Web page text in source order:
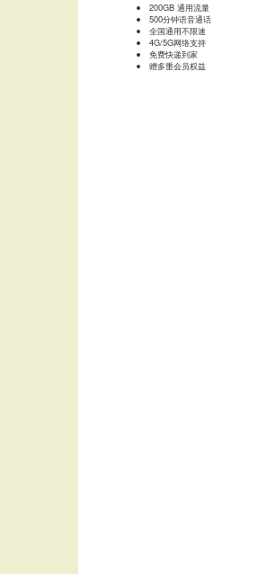
200GB 通用流量
500分钟语音通话
全国通用不限速
4G/5G网络支持
免费快递到家
赠多重会员权益